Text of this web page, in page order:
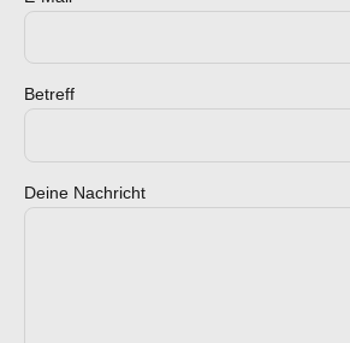
Betreff
Deine Nachricht